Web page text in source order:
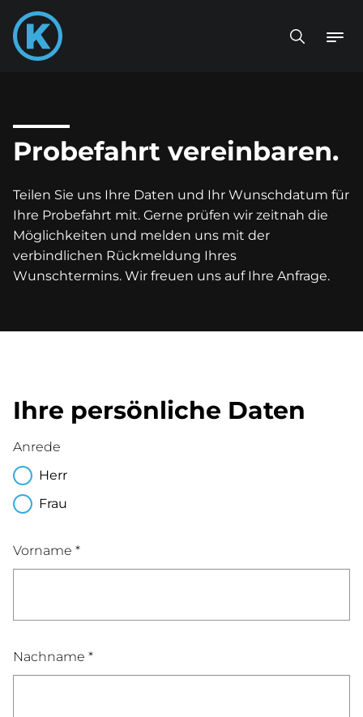
Probefahrt vereinbaren.
Teilen Sie uns Ihre Daten und Ihr Wunschdatum für
Ihre Probefahrt mit. Gerne prüfen wir zeitnah die
Möglichkeiten und melden uns mit der
verbindlichen Rückmeldung Ihres
Wunschtermins. Wir freuen uns auf Ihre Anfrage.
Ihre persönliche Daten
Anrede
Herr
Frau
Vorname *
Nachname *